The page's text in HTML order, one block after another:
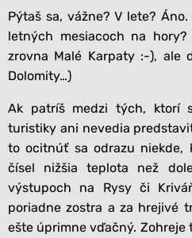
Pýtaš sa, vážne? V lete?
letných mesiacoch na hory?
zrovna Malé Karpaty :-), ale
Dolomity…)
Ak patríš medzi tých, ktorí
turistiky ani nevedia
to ocitnúť sa odrazu niekde,
čísel nižšia teplota než
výstupoch na Rysy či
poriadne zostra a za hrejivé
ešte úprimne vďačný. Zohreje